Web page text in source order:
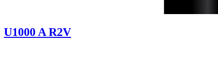
U1000 A R2V